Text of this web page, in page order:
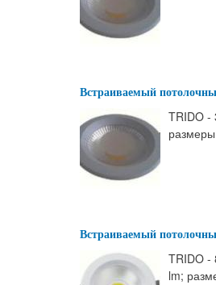
Встраиваемый
TRIDO -
Встраиваемый
TRIDO -
lm;